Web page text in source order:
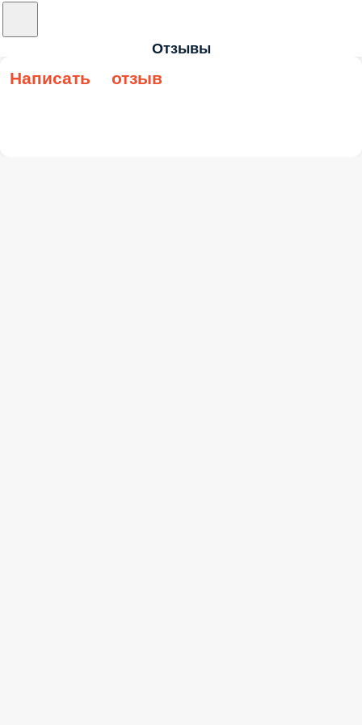
Отзывы
Написать отзыв